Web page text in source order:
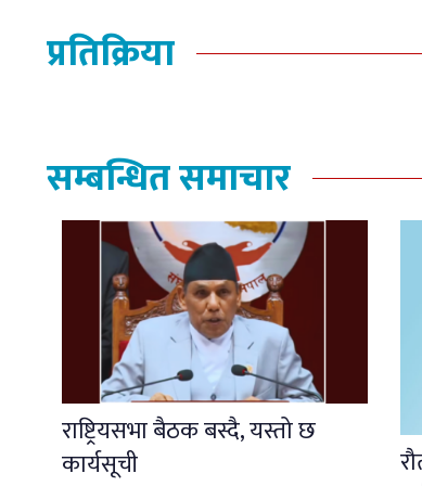
प्रतिक्रिया
सम्बन्धित समाचार
राष्ट्रियसभा बैठक बस्दै, यस्तो छ
कार्यसूची